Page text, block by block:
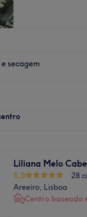
secagem
–19:00
–19:00
–19:00
17:00
Liliana Melo
5,0
28
Areeiro, Lisboa
Centro baseado